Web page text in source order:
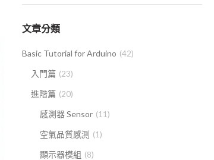
文章分類
Basic Tutorial for Arduino (42)
入門篇 (23)
進階篇 (20)
感測器 Sensor (11)
空氣品質感測 (1)
顯示器模組 (8)